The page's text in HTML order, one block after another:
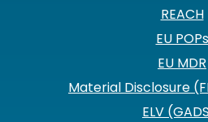
REACH
EU POPs
EU MDR
Material Disclosure
ELV